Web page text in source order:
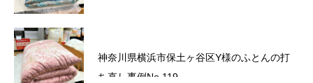
神奈川県横浜市保土ヶ谷区Y様のふとんの打
ち直し事例No.119
六角橋商店街プレミアム商品券のお知らせ